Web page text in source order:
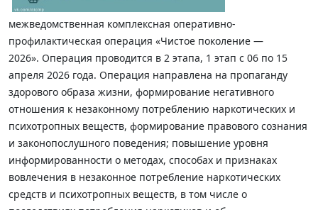
межведомственная комплексная оперативно-
профилактическая операция «Чистое поколение —
2026». Операция проводится в 2 этапа, 1 этап с 06 по 15
апреля 2026 года. Операция направлена на пропаганду
здорового образа жизни, формирование негативного
отношения к незаконному потреблению наркотических и
психотропных веществ, формирование правового сознания
и законопослушного поведения; повышение уровня
информированности о методах, способах и признаках
вовлечения в незаконное потребление наркотических
средств и психотропных веществ, в том числе о